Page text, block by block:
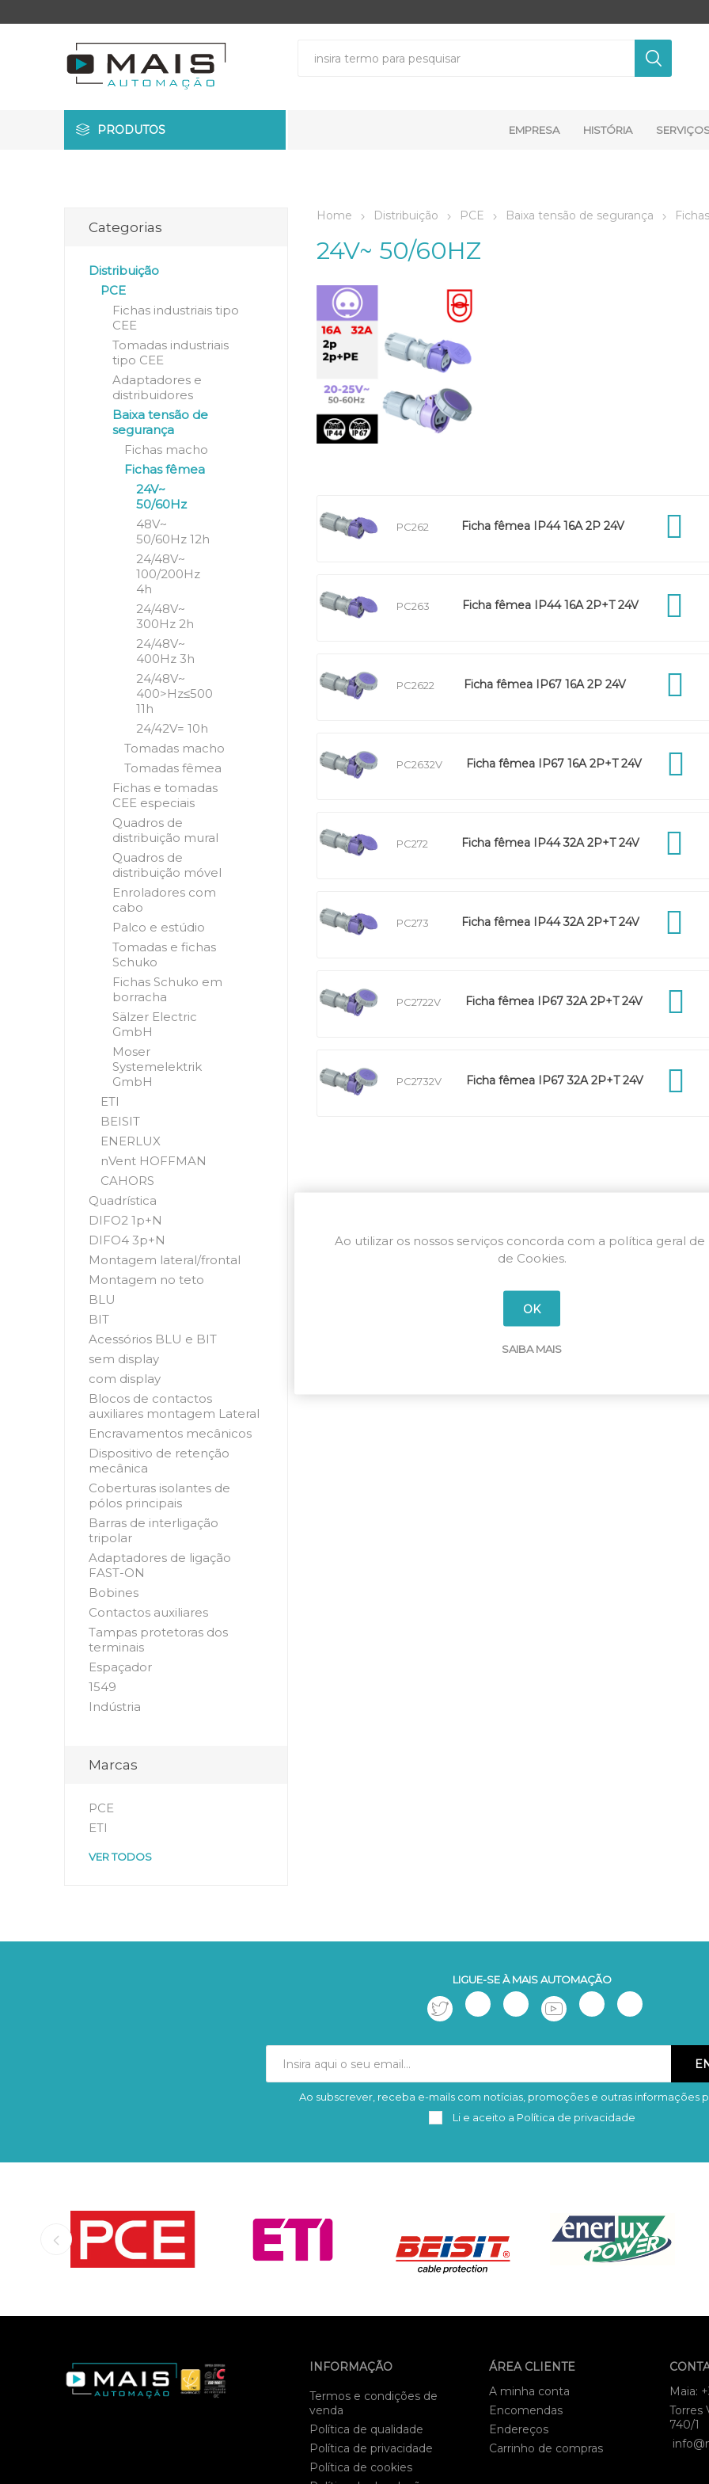
PRODUTOS EMPRESA HISTÓRIA
Home Distribuição PCE Baixa tensão de segurança
24V~ 50/60HZ
PC262 Ficha fêmea IP44 16A 2P 24V
PC263 Ficha fêmea IP44 16A 2P+T 24V
PC2622 Ficha fêmea IP67 16A 2P 24V
PC2632V Ficha fêmea IP67 16A 2P+T 24V
PC272 Ficha fêmea IP44 32A 2P+T 24V
PC273 Ficha fêmea IP44 32A 2P+T 24V
PC2722V Ficha fêmea IP67 32A 2P+T 24V
PC2732V Ficha fêmea IP67 32A 2P+T 24V
Categorias
Distribuição
PCE
Fichas industriais tipo
CEE
Tomadas industriais
tipo CEE
Adaptadores e
distribuidores
Baixa tensão de
segurança
Fichas macho
Fichas fêmea
24V~
50/60Hz
48V~
50/60Hz 12h
24/48V~
100/200Hz
4h
24/48V~
300Hz 2h
24/48V~
400Hz 3h
24/48V~
400>Hz≤500
11h
24/42V= 10h
Tomadas macho
Tomadas fêmea
Fichas e tomadas
CEE especiais
Quadros de
distribuição mural
Quadros de
distribuição móvel
Enroladores com
cabo
Palco e estúdio
Tomadas e fichas
Schuko
Fichas Schuko em
borracha
Sälzer Electric
GmbH
Moser
Systemelektrik
GmbH
ETI
BEISIT
ENERLUX
nVent HOFFMAN
CAHORS
Quadrística
DIFO2 1p+N
DIFO4 3p+N
Montagem lateral/frontal
Montagem no teto
BLU
BIT
Acessórios BLU e BIT
sem display
com display
Blocos de contactos
auxiliares montagem Lateral
Encravamentos mecânicos
Dispositivo de retenção
mecânica
Coberturas isolantes de
pólos principais
Barras de interligação
tripolar
Adaptadores de ligação
FAST-ON
Bobines
Contactos auxiliares
Tampas protetoras dos
terminais
Espaçador
1549
Indústria
Marcas
PCE
ETI
VER TODOS
LIGUE-SE À MAIS AUTOMAÇÃO
Subscrever Remover
Ao subscrever, receba e-mails com notícias, promoções e outras informações
Li e aceito a Política de privacidade
INFORMAÇÃO
Termos e condições de
venda
Política de qualidade
Política de privacidade
Política de cookies
ÁREA CLIENTE
A minha conta
Encomendas
Endereços
Carrinho de compras
Maia:
Torres
740/1
Ao utilizar os nossos serviços concorda com a política geral de
de Cookies.
OK
SAIBA MAIS